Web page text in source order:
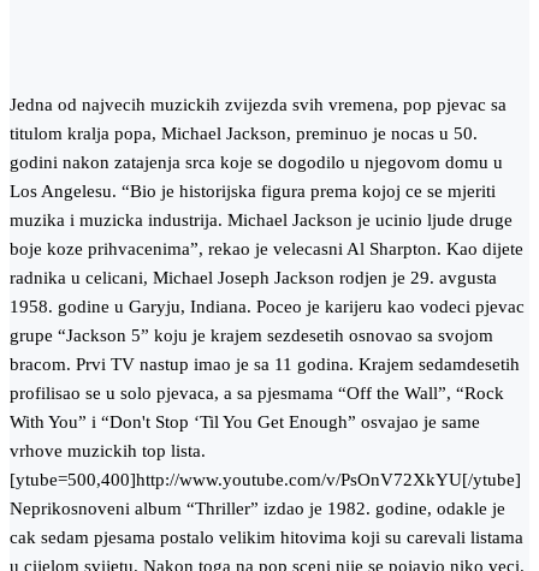
Jedna od najvecih muzickih zvijezda svih vremena, pop pjevac sa
titulom kralja popa, Michael Jackson, preminuo je nocas u 50.
godini nakon zatajenja srca koje se dogodilo u njegovom domu u
Los Angelesu. “Bio je historijska figura prema kojoj ce se mjeriti
muzika i muzicka industrija. Michael Jackson je ucinio ljude druge
boje koze prihvacenima”, rekao je velecasni Al Sharpton. Kao dijete
radnika u celicani, Michael Joseph Jackson rodjen je 29. avgusta
1958. godine u Garyju, Indiana. Poceo je karijeru kao vodeci pjevac
grupe “Jackson 5” koju je krajem sezdesetih osnovao sa svojom
bracom. Prvi TV nastup imao je sa 11 godina. Krajem sedamdesetih
profilisao se u solo pjevaca, a sa pjesmama “Off the Wall”, “Rock
With You” i “Don't Stop ‘Til You Get Enough” osvajao je same
vrhove muzickih top lista.
[ytube=500,400]http://www.youtube.com/v/PsOnV72XkYU[/ytube]
Neprikosnoveni album “Thriller” izdao je 1982. godine, odakle je
cak sedam pjesama postalo velikim hitovima koji su carevali listama
u cijelom svijetu. Nakon toga na pop sceni nije se pojavio niko veci.